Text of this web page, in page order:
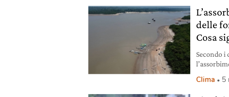
delle
Cosa
Secondo
Clima 5